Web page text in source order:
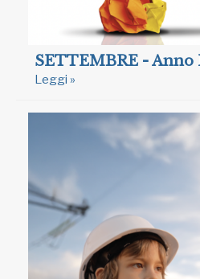
SETTEMBRE -
Leggi »